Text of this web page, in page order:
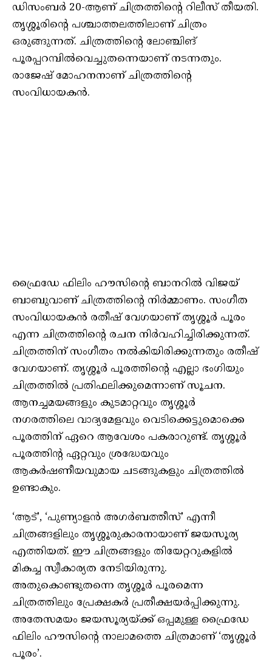
ഡിസംബര്‍ 20-ആണ് ചിത്രത്തിന്റെ റിലീസ് തീയതി.
തൃശ്ശൂരിന്റെ പശ്ചാത്തലത്തിലാണ് ചിത്രം
ഒരുങ്ങുന്നത്. ചിത്രത്തിന്റെ ലോഞ്ചിങ്
പൂരപ്പറമ്പില്‍വെച്ചുതന്നെയാണ് നടന്നതും.
രാജേഷ് മോഹനനാണ് ചിത്രത്തിന്റെ
സംവിധായകന്‍.
ഫ്രൈഡേ ഫിലിം ഹൗസിന്റെ ബാനറില്‍ വിജയ്
ബാബുവാണ് ചിത്രത്തിന്റെ നിര്‍മ്മാണം. സംഗീത
സംവിധായകന്‍ രതീഷ് വേഗയാണ് തൃശ്ശൂര്‍ പൂരം
എന്ന ചിത്രത്തിന്റെ രചന നിര്‍വഹിച്ചിരിക്കുന്നത്.
ചിത്രത്തിന് സംഗീതം നല്‍കിയിരിക്കുന്നതും രതീഷ്
വേഗയാണ്. തൃശ്ശൂര്‍ പൂരത്തിന്റെ എല്ലാ ഭംഗിയും
ചിത്രത്തില്‍ പ്രതിഫലിക്കുമെന്നാണ് സൂചന.
ആനച്ചമയങ്ങളും കുടമാറ്റവും തൃശ്ശൂര്‍
നഗരത്തിലെ വാദ്യമേളവും വെടിക്കെട്ടുമൊക്കെ
പൂരത്തിന് ഏറെ ആവേശം പകരാറുണ്ട്. തൃശ്ശൂര്‍
പൂരത്തിന്റ ഏറ്റവും ശ്രദ്ധേയവും
ആകര്‍ഷണീയവുമായ ചടങ്ങുകളും ചിത്രത്തില്‍
ഉണ്ടാകും.
‘ആട്’, ‘പുണ്യാളന്‍ അഗര്‍ബത്തീസ്’ എന്നീ
ചിത്രങ്ങളിലും തൃശ്ശൂരുകാരനായാണ് ജയസൂര്യ
എത്തിയത്. ഈ ചിത്രങ്ങളും തിയേറ്ററുകളില്‍
മികച്ച സ്വീകാര്യത നേടിയിരുന്നു.
അതുകൊണ്ടുതന്നെ തൃശ്ശൂര്‍ പൂരമെന്ന
ചിത്രത്തിലും പ്രേക്ഷകര്‍ പ്രതീക്ഷയര്‍പ്പിക്കുന്നു.
അതേസമയം ജയസൂര്യയ്ക്ക് ഒപ്പമുള്ള ഫ്രൈഡേ
ഫിലിം ഹൗസിന്റെ നാലാമത്തെ ചിത്രമാണ് ‘തൃശ്ശൂര്‍
പൂരം’.